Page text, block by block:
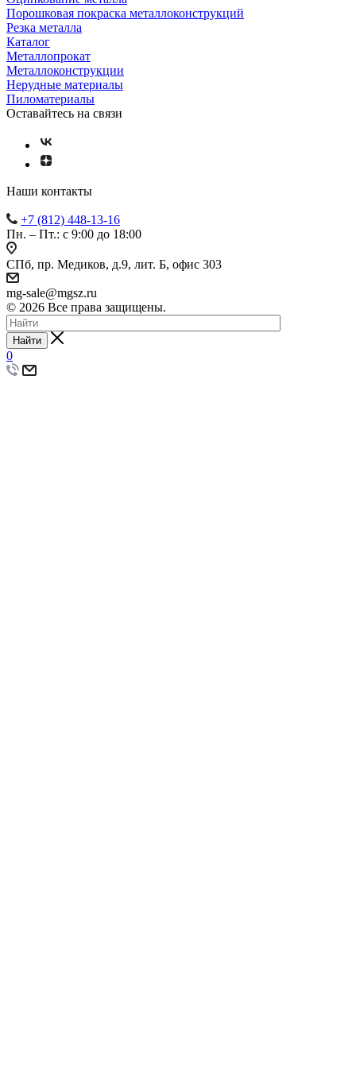
Порошковая покраска металлоконструкций
Резка металла
Каталог
Металлопрокат
Металлоконструкции
Нерудные материалы
Пиломатериалы
Оставайтесь на связи
Наши контакты
+7 (812) 448-13-16
Пн. – Пт.: с 9:00 до 18:00
СПб, пр. Медиков, д.9, лит. Б, офис 303
mg-sale@mgsz.ru
© 2026 Все права защищены.
Найти
0